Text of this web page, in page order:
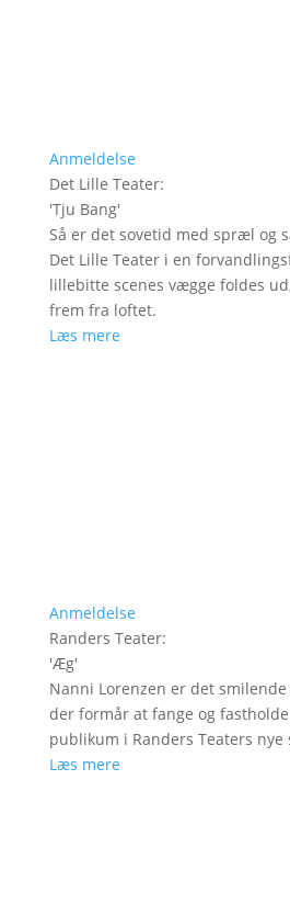
Anmeldelse
Det Lille Teater:
'Tju Bang'
Så er det sovetid med spræl og
Det Lille Teater i en
lillebitte scenes vægge foldes
frem fra loftet.
Læs mere
Anmeldelse
Randers Teater:
'Æg'
Nanni Lorenzen er det
der formår at fange og
publikum i Randers Teaters
Læs mere